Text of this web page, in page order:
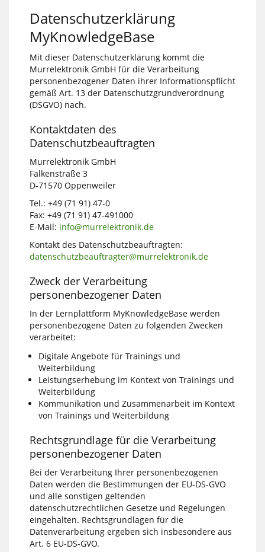
Datenschutzerklärung
MyKnowledgeBase
Mit dieser Datenschutzerklärung kommt die
Murrelektronik GmbH für die Verarbeitung
personenbezogener Daten ihrer Informationspflicht
gemäß Art. 13 der Datenschutzgrundverordnung
(DSGVO) nach.
Kontaktdaten des
Datenschutzbeauftragten
Murrelektronik GmbH
Falkenstraße 3
D-71570 Oppenweiler
Tel.: +49 (71 91) 47-0
Fax: +49 (71 91) 47-491000
E-Mail: info@murrelektronik.de
Kontakt des Datenschutzbeauftragten:
datenschutzbeauftragter@murrelektronik.de
Zweck der Verarbeitung
personenbezogener Daten
In der Lernplattform MyKnowledgeBase werden
personenbezogene Daten zu folgenden Zwecken
verarbeitet:
Digitale Angebote für Trainings und
Weiterbildung
Leistungserhebung im Kontext von Trainings und
Weiterbildung
Kommunikation und Zusammenarbeit im Kontext
von Trainings und Weiterbildung
Rechtsgrundlage für die Verarbeitung
personenbezogener Daten
Bei der Verarbeitung Ihrer personenbezogenen
Daten werden die Bestimmungen der EU-DS-GVO
und alle sonstigen geltenden
datenschutzrechtlichen Gesetze und Regelungen
eingehalten. Rechtsgrundlagen für die
Datenverarbeitung ergeben sich insbesondere aus
Art. 6 EU-DS-GVO.